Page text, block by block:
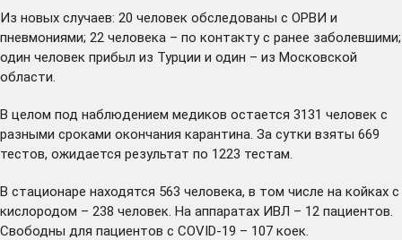
Из новых случаев: 20 человек обследованы с ОРВИ и
пневмониями; 22 человека – по контакту с ранее заболевшими;
один человек прибыл из Турции и один – из Московской
области.
В целом под наблюдением медиков остается 3131 человек с
разными сроками окончания карантина. За сутки взяты 669
тестов, ожидается результат по 1223 тестам.
В стационаре находятся 563 человека, в том числе на койках с
кислородом – 238 человек. На аппаратах ИВЛ – 12 пациентов.
Свободны для пациентов с COVID-19 – 107 коек.